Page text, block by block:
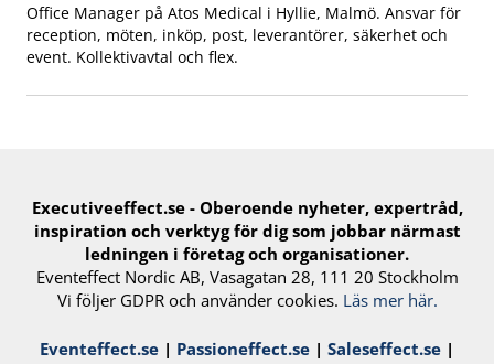
Office Manager på Atos Medical i Hyllie, Malmö. Ansvar för
reception, möten, inköp, post, leverantörer, säkerhet och
event. Kollektivavtal och flex.
Executiveeffect.se - Oberoende nyheter, expertråd,
inspiration och verktyg för ​dig​ som jobbar närmast
ledningen i företag och organisationer.
Eventeffect Nordic AB, Vasagatan 28, 111 20 Stockholm
Vi följer GDPR och använder cookies. Läs mer här.
Eventeffect.se | Passioneffect.se | Saleseffect.se |